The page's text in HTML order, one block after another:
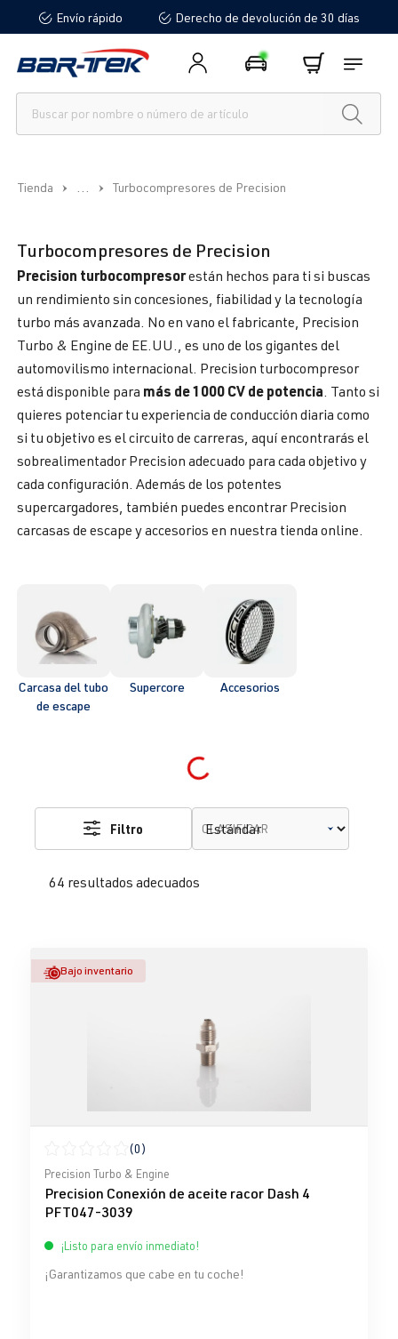
principalEnvío rápido Derecho de devolución de 30 días
Tienda ... Turbocompresores de Precision
Turbocompresores de Precision
Precision turbocompresorestán hechos para ti si buscas
un rendimiento sin concesiones, fiabilidad y la tecnología
turbo más avanzada. No en vano el fabricante, Precision
Turbo & Engine de EE.UU., es uno de los gigantes del
automovilismo internacional. Precision turbocompresor
está disponible para más de 1000 CV de potencia. Tanto si
quieres potenciar tu experiencia de conducción diaria como
si tu objetivo es el circuito de carreras, aquí encontrarás el
sobrealimentador Precision adecuado para cada objetivo y
cada configuración. Además de los potentes
supercargadores, también puedes encontrar Precision
carcasas de escape y accesorios en nuestra tienda online.
Carcasa del tubo
de escape
Supercore Accesorios
Loading...
64 resultados adecuados
Filtro CLASIFICAR
Bajo inventario
Calificación promedio de 0 de 5 estrellas
(0)
Precision Turbo & Engine
Precision Conexión de aceite racor Dash 4
PFT047-3039
¡Listo para envío inmediato!
¡Garantizamos que cabe en tu coche!